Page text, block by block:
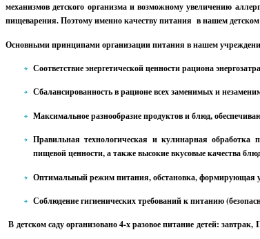
механизмов детского организма и возможному увеличению
пищеварения. Поэтому именно качеству питания в нашем
Основными принципами организации питания в нашем
Соответствие энергетической ценности рациона
Сбалансированность в рационе всех заменимых и
Максимальное разнообразие продуктов и блюд,
Правильная технологическая и кулинарная обработка
пищевой ценности, а также высокие вкусовые качества
Оптимальный режим питания, обстановка, формирующая
Соблюдение гигиенических требований к питанию
В детском саду организовано 4-х разовое питание детей: